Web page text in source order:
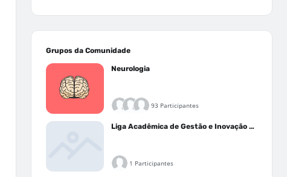
Grupos da Comunidade
Neurologia
93 Participantes
Liga Acadêmica de Gestão e Inovação Médica - LAGIM
1 Participantes